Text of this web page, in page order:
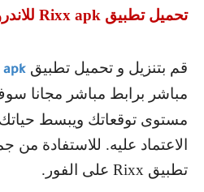
تحميل تطبيق Rixx apk
قم بتنزيل و تحميل تطبيق apk
مباشر برابط مباشر مجانا
مستوى توقعاتك ويبسط
الاعتماد عليه. للاستفادة من
تطبيق Rixx على الفور.